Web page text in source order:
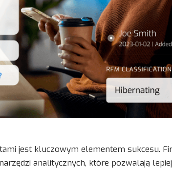
jest kluczowym elementem sukcesu.
analitycznych, które pozwalają